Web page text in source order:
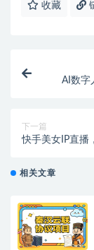
收藏
AI数字
下一篇
快手美女IP直播
相关文章